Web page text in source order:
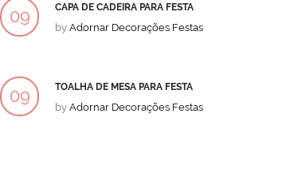
09 CAPA DE CADEIRA PARA FESTA
byAdornar Decorações Festas
09 TOALHA DE MESA PARA FESTA
byAdornar Decorações Festas